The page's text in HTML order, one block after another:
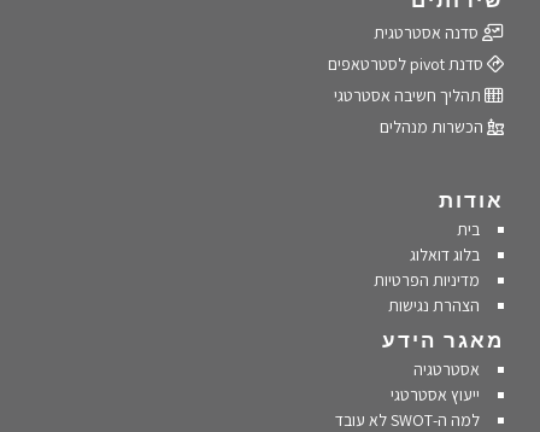
סדנה אסטרטגית
סדנת pivot לסטרטאפים
תהליך חשיבה אסטרטגי
הכשרות מנהלים
אודות
בית
בלוג דואלוג
מדיניות הפרטיות
הצהרת נגישות
מאגר הידע
אסטרטגיה
ייעוץ אסטרטגי
למה ה-SWOT לא עובד